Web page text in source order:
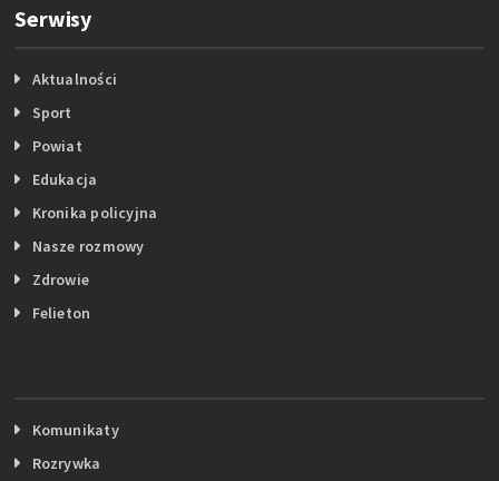
Serwisy
Aktualności
Sport
Powiat
Edukacja
Kronika policyjna
Nasze rozmowy
Zdrowie
Felieton
Komunikaty
Rozrywka